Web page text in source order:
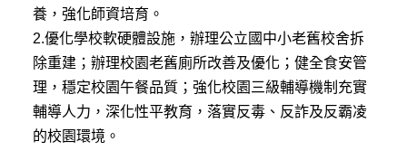
養，強化師資培育。
2.優化學校軟硬體設施，辦理公立國中小老舊校舍拆
除重建；辦理校園老舊廁所改善及優化；健全食安管
理，穩定校園午餐品質；強化校園三級輔導機制充實
輔導人力，深化性平教育，落實反毒、反詐及反霸凌
的校園環境。